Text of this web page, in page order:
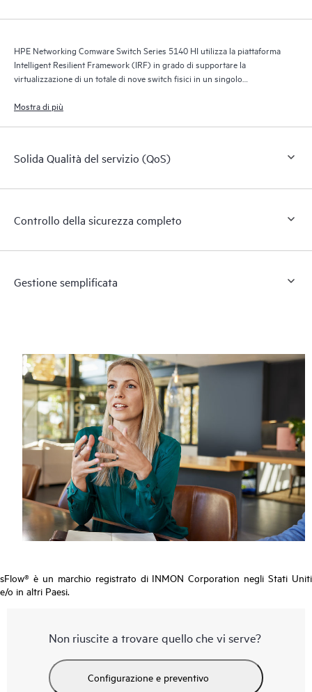
HPE Networking Comware Switch Series 5140 HI utilizza la piattaforma
Intelligent Resilient Framework (IRF) in grado di supportare la
virtualizzazione di un totale di nove switch fisici in un singolo
Mostra di più
Solida Qualità del servizio (QoS)
Controllo della sicurezza completo
Gestione semplificata
sFlow® è un marchio registrato di INMON Corporation negli Stati Uniti
e/o in altri Paesi.
Non riuscite a trovare quello che vi serve?
Configurazione e preventivo